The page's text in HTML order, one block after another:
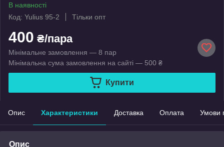
В наявності
Код: Yulius 95-2
Тільки опт
400 ₴/пара
Мінімальне замовлення — 8 пар
Мінімальна сума замовлення на сайті — 500 ₴
Купити
Опис Характеристики Доставка Оплата Умови
Опис